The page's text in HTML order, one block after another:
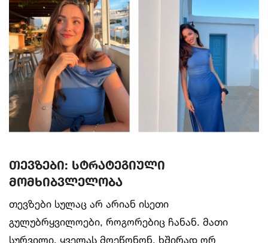
თევზები: სტრატეგიული
მომხიბვლელობა
თევზები სულაც არ არიან ისეთი
გულუბრყვილოები, როგორებიც ჩანან. მათი
სურვილი, ყველას მოეწონონ, ხშირად ორ